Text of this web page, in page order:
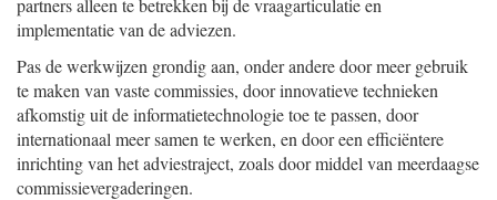
partners alleen te betrekken bij de vraagarticulatie en
implementatie van de adviezen.
Pas de werkwijzen grondig aan, onder andere door meer gebruik
te maken van vaste commissies, door innovatieve technieken
afkomstig uit de informatietechnologie toe te passen, door
internationaal meer samen te werken, en door een efficiëntere
inrichting van het adviestraject, zoals door middel van meerdaagse
commissievergaderingen.